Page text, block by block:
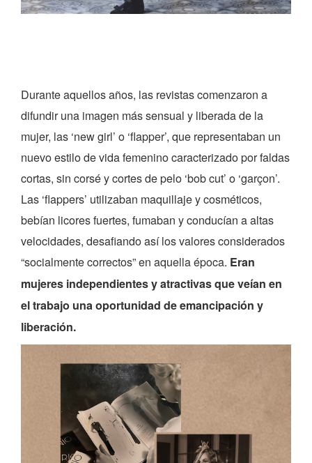
Durante aquellos años, las revistas comenzaron a
difundir una imagen más sensual y liberada de la
mujer, las ‘new girl’ o ‘flapper’, que representaban un
nuevo estilo de vida femenino caracterizado por faldas
cortas, sin corsé y cortes de pelo ‘bob cut’ o ‘garçon’.
Las ‘flappers’ utilizaban maquillaje y cosméticos,
bebían licores fuertes, fumaban y conducían a altas
velocidades, desafiando así los valores considerados
“socialmente correctos” en aquella época. Eran
mujeres independientes y atractivas que veían en
el trabajo una oportunidad de emancipación y
liberación.